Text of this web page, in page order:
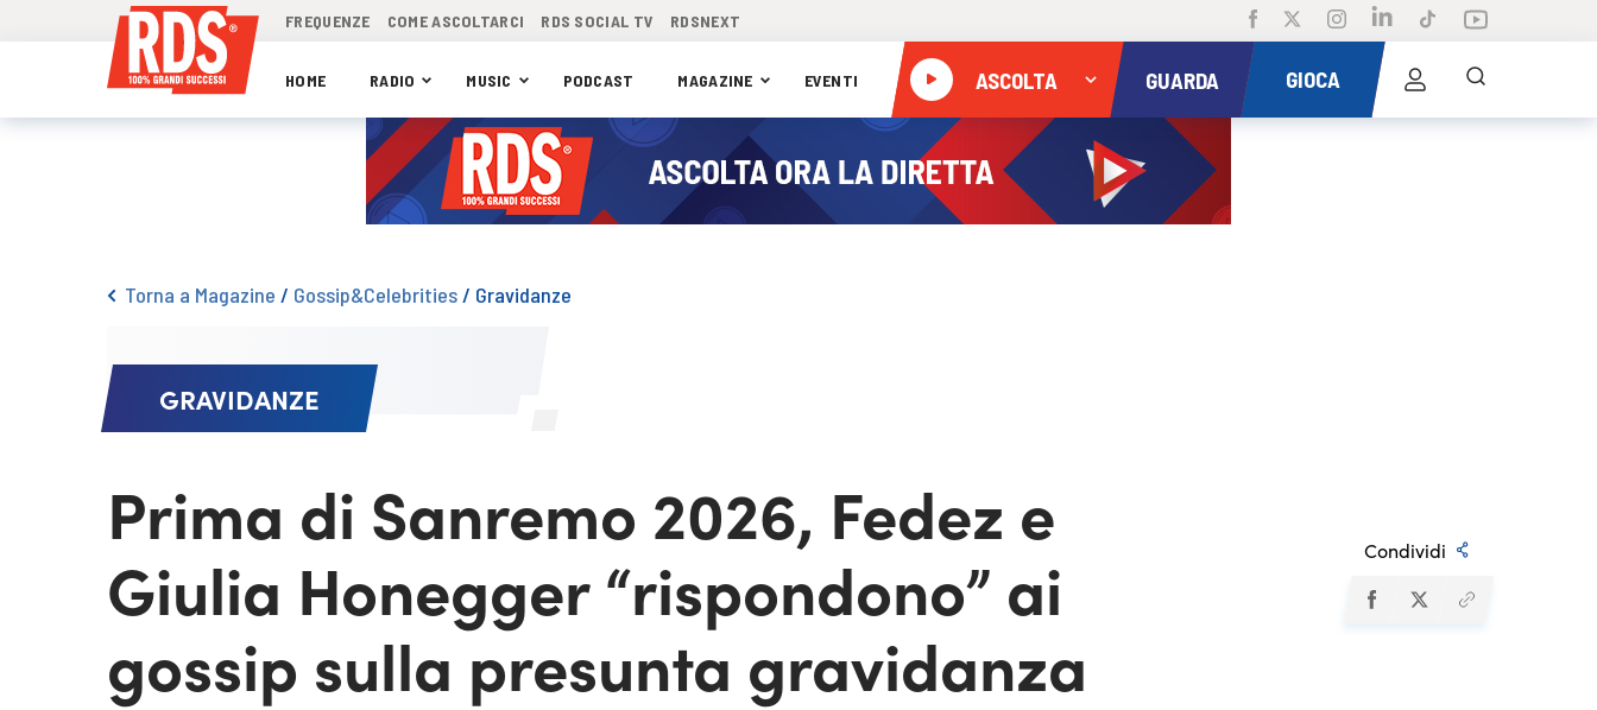
FREQUENZE COME ASCOLTARCI RDS SOCIAL TV RDSNEXT
HOME RADIO MUSIC PODCAST MAGAZINE EVENTI ASCOLTA GUARDA GIOCA
Torna a Magazine / Gossip&Celebrities/ Gravidanze
GRAVIDANZE
Prima di Sanremo 2026, Fedez e
Giulia Honegger “rispondono” ai
gossip sulla presunta gravidanza
Condividi